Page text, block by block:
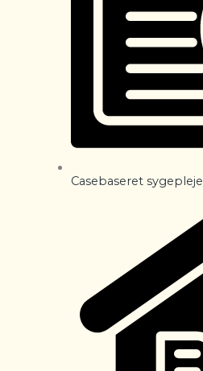
Casebaseret sygepleje